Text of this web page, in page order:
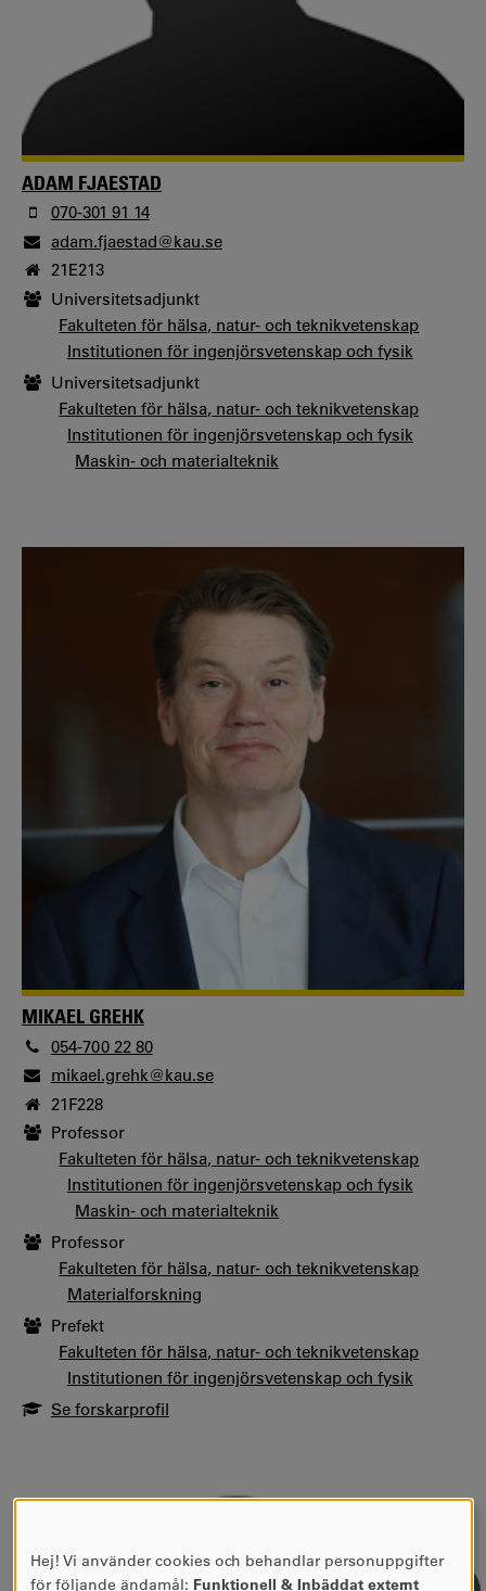
ADAM FJAESTAD
070-301 91 14
adam.fjaestad@kau.se
21E213
Universitetsadjunkt
Fakulteten för hälsa, natur- och teknikvetenskap
Institutionen för ingenjörsvetenskap och fysik
Universitetsadjunkt
Fakulteten för hälsa, natur- och teknikvetenskap
Institutionen för ingenjörsvetenskap och fysik
Maskin- och materialteknik
MIKAEL GREHK
054-700 22 80
mikael.grehk@kau.se
21F228
Professor
Fakulteten för hälsa, natur- och teknikvetenskap
Institutionen för ingenjörsvetenskap och fysik
Maskin- och materialteknik
Professor
Fakulteten för hälsa, natur- och teknikvetenskap
Materialforskning
Prefekt
Fakulteten för hälsa, natur- och teknikvetenskap
Institutionen för ingenjörsvetenskap och fysik
Se forskarprofil
ANVÄNDNING
Hej! Vi använder cookies och behandlar personuppgifter
för följande ändamål: Funktionell & Inbäddat externt